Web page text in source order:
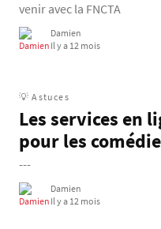
venir avec la FNCTA
Damien
Il y a 12 mois
💡 Astuces
Les services en
pour les
---
Damien
Il y a 12 mois